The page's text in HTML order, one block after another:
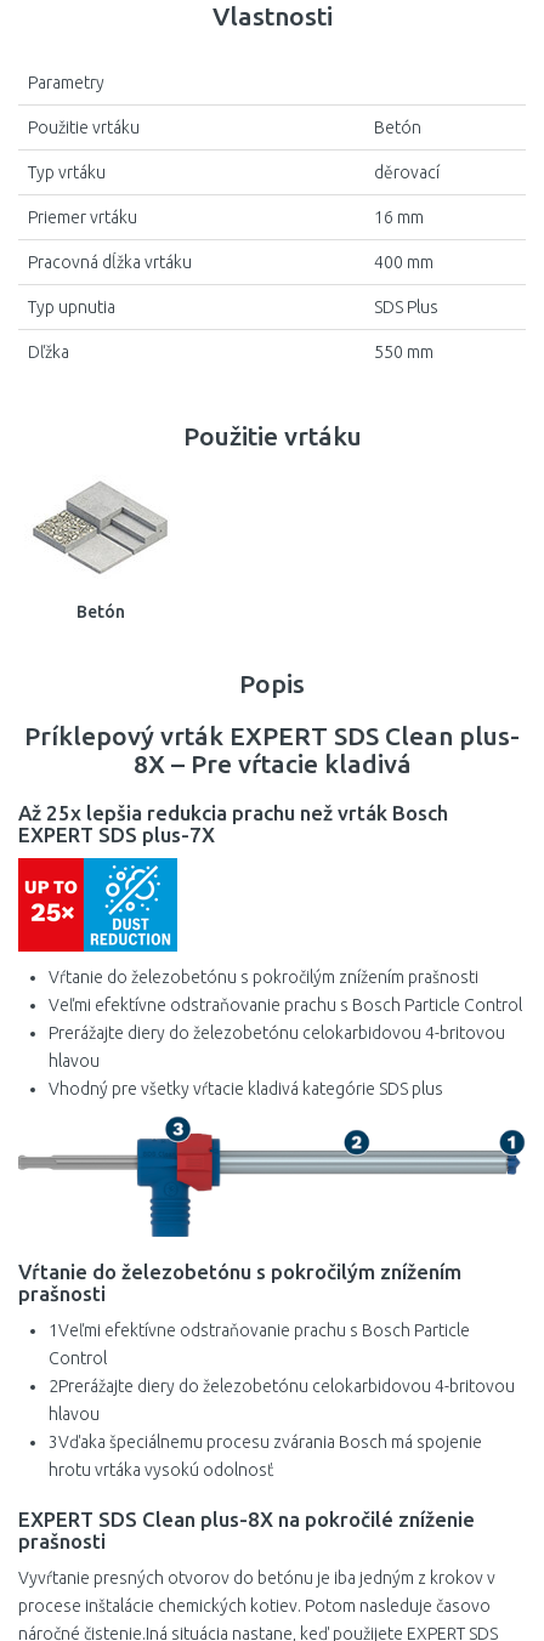
Použitie vrtáku
Betón
Popis
Príklepový vrták EXPERT SDS Clean plus-
8X – Pre vŕtacie kladivá
Až 25x lepšia redukcia prachu než vrták Bosch
EXPERT SDS plus-7X
Vŕtanie do železobetónu s pokročilým znížením prašnosti
Veľmi efektívne odstraňovanie prachu s Bosch Particle Control
Prerážajte diery do železobetónu celokarbidovou 4-britovou
hlavou
Vhodný pre všetky vŕtacie kladivá kategórie SDS plus
Vŕtanie do železobetónu s pokročilým znížením
prašnosti
1Veľmi efektívne odstraňovanie prachu s Bosch Particle
Control
2Prerážajte diery do železobetónu celokarbidovou 4-britovou
hlavou
3Vďaka špeciálnemu procesu zvárania Bosch má spojenie
hrotu vrtáka vysokú odolnosť
EXPERT SDS Clean plus-8X na pokročilé zníženie
prašnosti
Vyvŕtanie presných otvorov do betónu je iba jedným z krokov v
procese inštalácie chemických kotiev. Potom nasleduje časovo
náročné čistenie.Iná situácia nastane, keď použijete EXPERT SDS
Vlastnosti
Parametry
Použitie vrtáku Betón
Typ vrtáku děrovací
Priemer vrtáku 16 mm
Pracovná dĺžka vrtáku 400 mm
Typ upnutia SDS Plus
Dľžka 550 mm